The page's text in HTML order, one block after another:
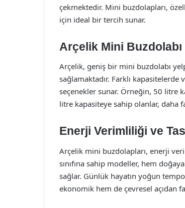
çekmektedir. Mini buzdolapları,
için ideal bir tercih sunar.
Arçelik Mini
Arçelik, geniş bir mini buzdolabı
sağlamaktadır. Farklı
seçenekler sunar. Örneğin, 50 litre
litre kapasiteye sahip olanlar, daha
Enerji Verimliliği ve
Arçelik mini buzdolapları, enerji
sınıfına sahip modeller, hem
sağlar. Günlük hayatın yoğun
ekonomik hem de çevresel açıdan